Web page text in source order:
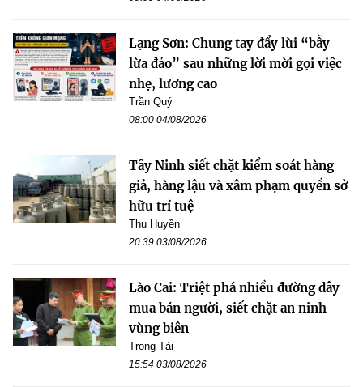
Lạng Sơn: Chung tay đẩy lùi “bẫy
lừa đảo” sau những lời mời gọi việc
nhẹ, lương cao
Trần Quý
08:00 04/08/2026
Tây Ninh siết chặt kiểm soát hàng
giả, hàng lậu và xâm phạm quyền sở
hữu trí tuệ
Thu Huyền
20:39 03/08/2026
Lào Cai: Triệt phá nhiều đường dây
mua bán người, siết chặt an ninh
vùng biên
Trọng Tài
15:54 03/08/2026